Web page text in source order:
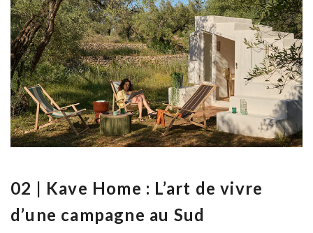
02 | Kave Home : L’art de vivre
d’une campagne au Sud